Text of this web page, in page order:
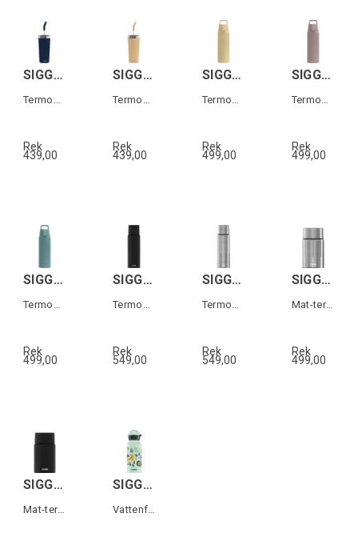
SIGG HELIA TRAVEL MUG Mörkblå 0,6 L
Termos-mugg med sugrör
Rek
439,00
SIGG HELIA TRAVEL MUG Orange 0,6 L
Termos-mugg med sugrör
Rek
439,00
SIGG SHIELD THERM ONE Yellow 0,75L
Termos i rostfritt stål
Rek
499,00
SIGG SHIELD THERM ONE Dusk 0,75L
Termos i rostfritt stål
Rek
499,00
SIGG SHIELD THERM ONE Morning Blue 0,75L
Termos i rostfritt stål
Rek
499,00
SIGG GEMSTONE IBT Svart 1,1L
Termos i rostfritt stål
Rek
549,00
SIGG GEMSTONE IBT Grå 1,1L
Termos i rostfritt stål
Rek
549,00
SIGG GEMSTONE FJ Grå 0,75 L
Mat-termos i rostfritt stål
Rek
499,00
SIGG GEMSTONE FJ Svart 0,75 L
Mat-termos i rostfritt stål
SIGG KBT Jungle Tzz 0,4 L
Vattenflaska för barn